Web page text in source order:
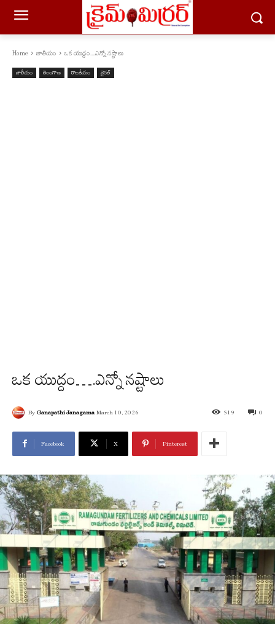
Home జాతీయం ఒక యుద్దం....ఎన్నో న‌ష్టాలు
జాతీయం తెలంగాణ రాజకీయం వైరల్
ఒక యుద్దం….ఎన్నో న‌ష్టాలు
By Ganapathi Janagama March 10, 2026 0
519
Facebook X Pinterest